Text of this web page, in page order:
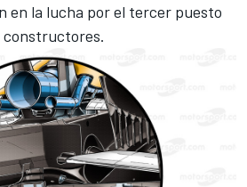
en la lucha por el tercer puesto
constructores.